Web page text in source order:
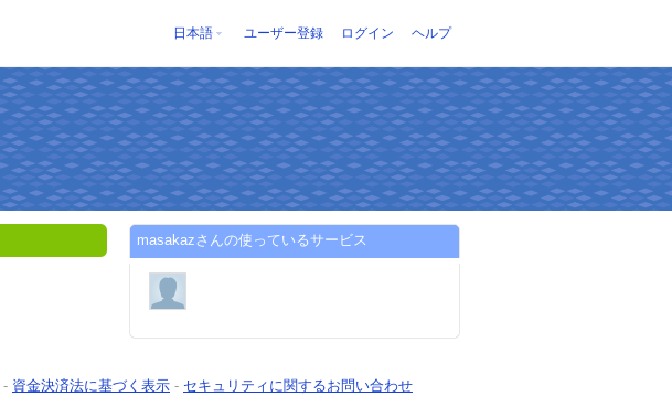
日本語 ユーザー登録 ログイン ヘルプ
masakazさんの使っているサービス
- 資金決済法に基づく表示 - セキュリティに関するお問い合わせ